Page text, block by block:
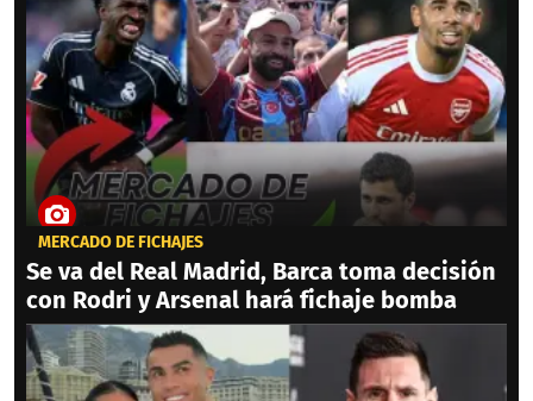
MERCADO DE FICHAJES
Se va del Real Madrid, Barca toma decisión
con Rodri y Arsenal hará fichaje bomba